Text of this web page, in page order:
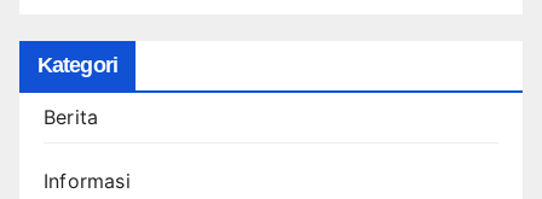
Kategori
Berita
Informasi